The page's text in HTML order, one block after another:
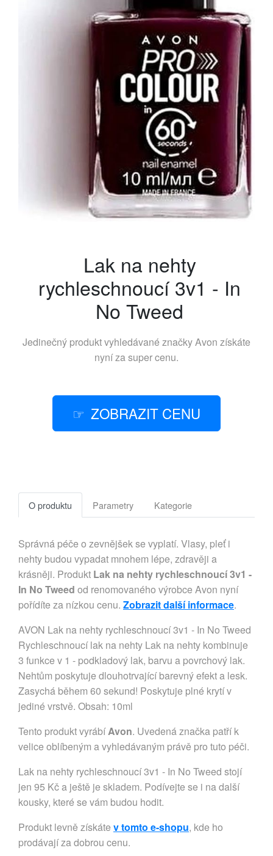
Lak na nehty
rychleschnoucí 3v1 - In
No Tweed
Jedinečný produkt vyhledávané značkyAvon získáte
nyní za super cenu.
ZOBRAZIT CENU
O produktu Parametry Kategorie
Správná péče o zevnějšek se vyplatí. Vlasy, pleť i
nehty budou vypadat mnohem lépe, zdravěji a
krásněji. Produkt Lak na nehty rychleschnoucí 3v1 -
In No Tweed od renomovaného výrobce Avon nyní
pořídíte za nízkou cenu. Zobrazit další informace.
AVON Lak na nehty rychleschnoucí 3v1 - In No Tweed
Rychleschnoucí lak na nehty Lak na nehty kombinuje
3 funkce v 1 - podkladový lak, barvu a povrchový lak.
Nehtům poskytuje dlouhotrvající barevný efekt a lesk.
Zasychá během 60 sekund! Poskytuje plné krytí v
jediné vrstvě. Obsah: 10ml
Tento produkt vyrábíAvon. Uvedená značka patří k
velice oblíbeným a vyhledávaným právě pro tuto péči.
Lak na nehty rychleschnoucí 3v1 - In No Tweed stojí
jen 95 Kč a ještě je skladem. Podívejte se i na další
kousky, které se vám budou hodit.
Produkt levně získáte v tomto e-shopu, kde ho
prodávají za dobrou cenu.